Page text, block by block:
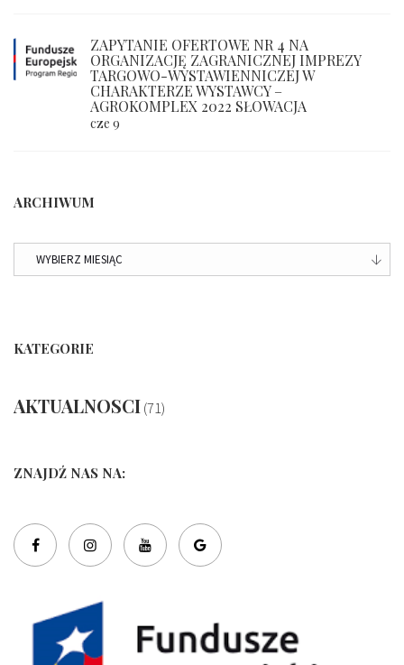
ZAPYTANIE OFERTOWE NR 4 NA
ORGANIZACJĘ ZAGRANICZNEJ IMPREZY
TARGOWO-WYSTAWIENNICZEJ W
CHARAKTERZE WYSTAWCY –
AGROKOMPLEX 2022 SŁOWACJA
cze 9
ARCHIWUM
ARCHIWUM
KATEGORIE
AKTUALNOSCI(71)
ZNAJDŹ NAS NA: